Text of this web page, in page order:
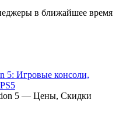
в ближайшее время
5: Игровые консоли,
5 — Цены, Скидки